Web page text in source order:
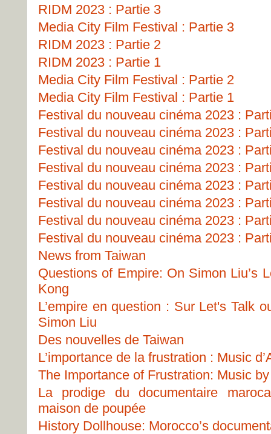
RIDM 2023 : Partie 3
Media City Film Festival : Partie 3
RIDM 2023 : Partie 2
RIDM 2023 : Partie 1
Media City Film Festival : Partie 2
Media City Film Festival : Partie 1
Festival du nouveau cinéma 2023 :
Festival du nouveau cinéma 2023 :
Festival du nouveau cinéma 2023 :
Festival du nouveau cinéma 2023 :
Festival du nouveau cinéma 2023 :
Festival du nouveau cinéma 2023 :
Festival du nouveau cinéma 2023 :
Festival du nouveau cinéma 2023 :
News from Taiwan
Questions of Empire: On Simon Liu’s
Kong
L’empire en question : Sur Let's Talk
Simon Liu
Des nouvelles de Taiwan
L’importance de la frustration : Music
The Importance of Frustration: Music
La prodige du documentaire
maison de poupée
History Dollhouse: Morocco’s